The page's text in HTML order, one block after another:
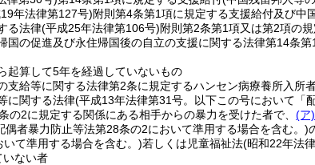
年法律第127号)附則第4条第1項に規定する支援給付及び中
る法律(平成25年法律第106号)附則第2条第1項又は第2項の
国の促進及び永住帰国後の自立の支援に関する法律第14条
起算して5年を経過していないもの
支給等に関する法律第2条に規定するハンセン病療養所入所
に関する法律(平成13年法律第31号。以下この号において「
2に規定する関係にある相手からの暴力を受けた者で、 (ア)
偶者暴力防止等法第28条の2において準用する場合を含む。)
て準用する場合を含む。)若しくは児童福祉法(昭和22年法
いない者